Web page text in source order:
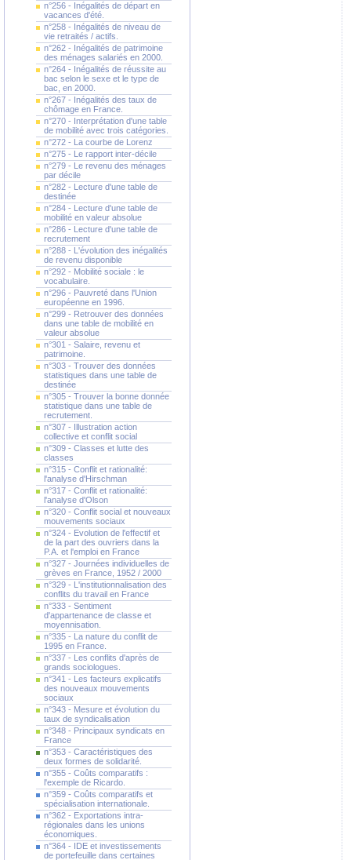
n°256 - Inégalités de départ en
vacances d'été.
n°258 - Inégalités de niveau de
vie retraités / actifs.
n°262 - Inégalités de patrimoine
des ménages salariés en 2000.
n°264 - Inégalités de réussite au
bac selon le sexe et le type de
bac, en 2000.
n°267 - Inégalités des taux de
chômage en France.
n°270 - Interprétation d'une table
de mobilité avec trois catégories.
n°272 - La courbe de Lorenz
n°275 - Le rapport inter-décile
n°279 - Le revenu des ménages
par décile
n°282 - Lecture d'une table de
destinée
n°284 - Lecture d'une table de
mobilité en valeur absolue
n°286 - Lecture d'une table de
recrutement
n°288 - L'évolution des inégalités
de revenu disponible
n°292 - Mobilité sociale : le
vocabulaire.
n°296 - Pauvreté dans l'Union
européenne en 1996.
n°299 - Retrouver des données
dans une table de mobilité en
valeur absolue
n°301 - Salaire, revenu et
patrimoine.
n°303 - Trouver des données
statistiques dans une table de
destinée
n°305 - Trouver la bonne donnée
statistique dans une table de
recrutement.
n°307 - Illustration action
collective et conflit social
n°309 - Classes et lutte des
classes
n°315 - Conflit et rationalité:
l'analyse d'Hirschman
n°317 - Conflit et rationalité:
l'analyse d'Olson
n°320 - Conflit social et nouveaux
mouvements sociaux
n°324 - Evolution de l'effectif et
de la part des ouvriers dans la
P.A. et l'emploi en France
n°327 - Journées individuelles de
grèves en France, 1952 / 2000
n°329 - L'institutionnalisation des
conflits du travail en France
n°333 - Sentiment
d'appartenance de classe et
moyennisation.
n°335 - La nature du conflit de
1995 en France.
n°337 - Les conflits d'après de
grands sociologues.
n°341 - Les facteurs explicatifs
des nouveaux mouvements
sociaux
n°343 - Mesure et évolution du
taux de syndicalisation
n°348 - Principaux syndicats en
France
n°353 - Caractéristiques des
deux formes de solidarité.
n°355 - Coûts comparatifs :
l'exemple de Ricardo.
n°359 - Coûts comparatifs et
spécialisation internationale.
n°362 - Exportations intra-
régionales dans les unions
économiques.
n°364 - IDE et investissements
de portefeuille dans certaines